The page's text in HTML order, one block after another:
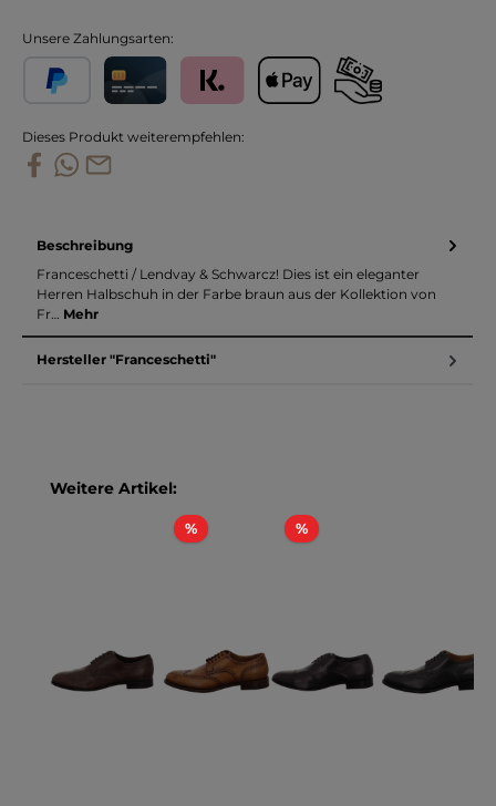
Unsere Zahlungsarten:
Dieses Produkt weiterempfehlen:
Beschreibung
Franceschetti / Lendvay & Schwarcz! Dies ist ein eleganter
Herren Halbschuh in der Farbe braun aus der Kollektion von
Fr… Mehr
Hersteller "Franceschetti"
Produktgalerie überspringen
Weitere Artikel:
%Rabatt %Rabatt